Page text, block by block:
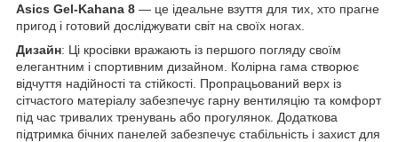
Asics Gel-Kahana 8 — це ідеальне взуття для тих, хто прагне
пригод і готовий досліджувати світ на своїх ногах.
Дизайн: Ці кросівки вражають із першого погляду своїм
елегантним і спортивним дизайном. Колірна гама створює
відчуття надійності та стійкості. Пропрацьований верх із
сітчастого матеріалу забезпечує гарну вентиляцію та комфорт
під час тривалих тренувань або прогулянок. Додаткова
підтримка бічних панелей забезпечує стабільність і захист для